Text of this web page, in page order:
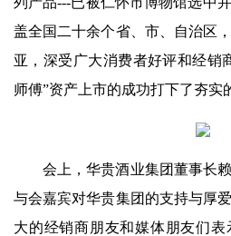
盖全国二十余个省、市、自治区
亚，深受广大消费者好评和经销
师傅”资产上市的成功打下了夯实
会上，华贵酒业集团董事长
与会嘉宾对华贵集团的支持与厚
大的经销商朋友和媒体朋友们